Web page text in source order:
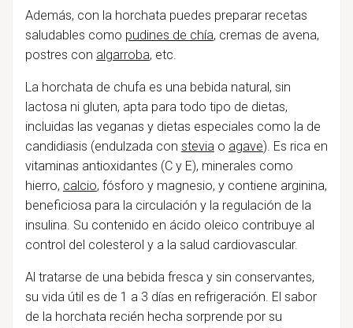
Además, con la horchata puedes preparar recetas
saludables como pudines de chía, cremas de avena,
postres con algarroba, etc.
La horchata de chufa es una bebida natural, sin
lactosa ni gluten, apta para todo tipo de dietas,
incluidas las veganas y dietas especiales como la de
candidiasis (endulzada con steviao agave). Es rica en
vitaminas antioxidantes (C y E), minerales como
hierro, calcio, fósforo y magnesio, y contiene arginina,
beneficiosa para la circulación y la regulación de la
insulina. Su contenido en ácido oleico contribuye al
control del colesterol y a la salud cardiovascular.
Al tratarse de una bebida fresca y sin conservantes,
su vida útil es de 1 a 3 días en refrigeración. El sabor
de la horchata recién hecha sorprende por su